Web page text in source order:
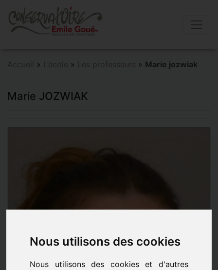
Nous utilisons des cookies
Nous utilisons des cookies et d'autres
Accueil » L’école » Les professeurs » Marie jozwiak
Marie JOZWIAK